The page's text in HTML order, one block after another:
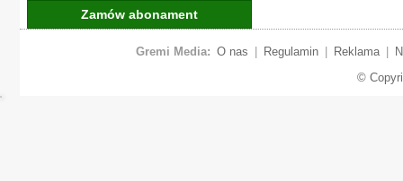
Zamów abonament
Gremi Media: O nas Regulamin Reklama
©